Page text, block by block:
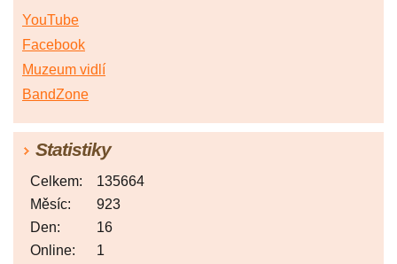
YouTube
Facebook
Muzeum vidlí
BandZone
Statistiky
Online: 1
Celkem:
135664
Měsíc:
923
Den:
16